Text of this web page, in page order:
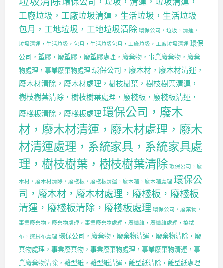
工廠垃圾，工廠垃圾清運，生活垃圾，生活垃圾
包月，工地垃圾，工地垃圾清除 環保公司，垃圾，清運，
垃圾清運，生活垃圾，包月，生活垃圾包月，工廠垃圾，工廠垃圾清運 環保
公司，塑膠，廢塑膠，廢塑膠處理，廢棄物，事業廢棄物，廢棄
物處理，事業廢棄物處理 環保公司，廢木材，廢木材清運，
廢木材清除，廢木材處理，樹枝樹葉，樹枝樹葉清運，
樹枝樹葉清除，樹枝樹葉處理，廢棧板，廢棧板清運，
廢棧板清除，廢棧板處理 環保公司，廢木
材，廢木材清運，廢木材處理，廢木
材清運處理，系統家具，系統家具處
理，樹枝樹葉，樹枝樹葉清除 環保公司，廢
木材，廢木材清除，廢棧板，廢棧板清運，廢木箱，廢木箱處理 環保公
司，廢木材，廢木材處理，廢棧板，廢棧板
清運，廢棧板清除，廢棧板處理 環保公司，廢棄物，
事業廢棄物，廢棄物處理，事業廢棄物處理，廢纖維，廢纖維處理，擦拭
布，擦拭布處理 環保公司，廢棄物，廢棄物清運，廢棄物清除，廢
棄物處理，事業廢棄物，事業廢棄物處理，事業廢棄物清運，事
業廢棄物清除，離型紙，離型紙清運，離型紙清除，離型紙處理